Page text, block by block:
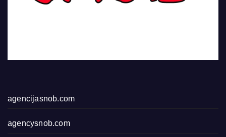
agencijasnob.com
agencysnob.com